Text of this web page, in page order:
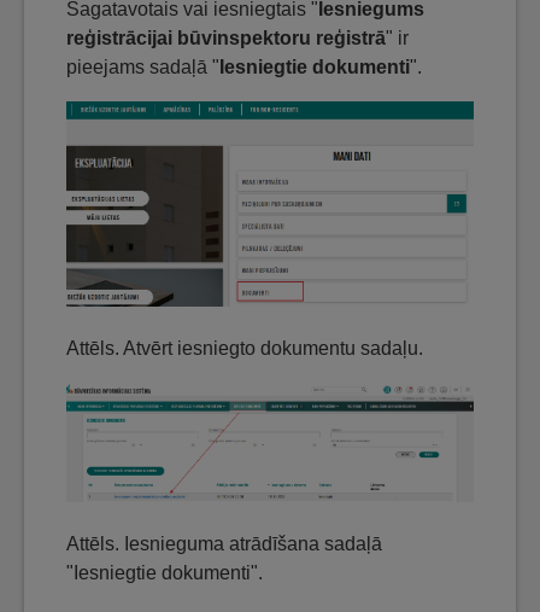
Sagatavotais vai iesniegtais " Iesniegums
reģistrācijai būvinspektoru reģistrā" ir
pieejams sadaļā " Iesniegtie dokumenti".
Attēls. Atvērt iesniegto dokumentu sadaļu.
Attēls. Iesnieguma atrādīšana sadaļā
"Iesniegtie dokumenti".